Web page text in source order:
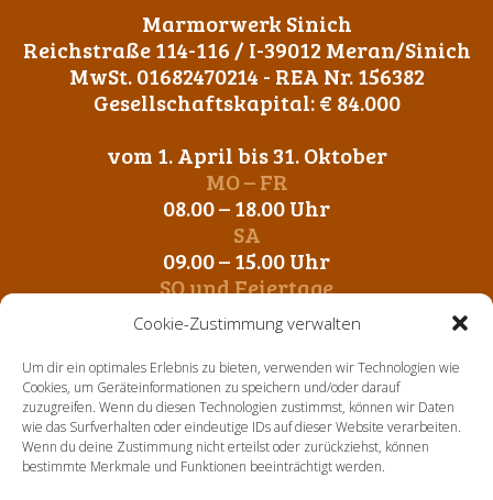
Cookie-Zustimmung verwalten
Um dir ein optimales Erlebnis zu bieten, verwenden wir Technologien wie
Cookies, um Geräteinformationen zu speichern und/oder darauf
zuzugreifen. Wenn du diesen Technologien zustimmst, können wir Daten
wie das Surfverhalten oder eindeutige IDs auf dieser Website verarbeiten.
Wenn du deine Zustimmung nicht erteilst oder zurückziehst, können
bestimmte Merkmale und Funktionen beeinträchtigt werden.
Marmorwerk Sinich
Reichstraße 114-116 / I-39012 Meran/Sinich
MwSt. 01682470214 - REA Nr. 156382
Gesellschaftskapital: € 84.000
vom 1. April bis 31. Oktober
MO – FR
08.00 – 18.00 Uhr
SA
09.00 – 15.00 Uhr
SO und Feiertage
Geschlossen
vom 1. November bis 31. März
MO – FR
09.00 – 12.00 Uhr
14. 00 – 17.00 Uhr
SA-SO und Feiertage